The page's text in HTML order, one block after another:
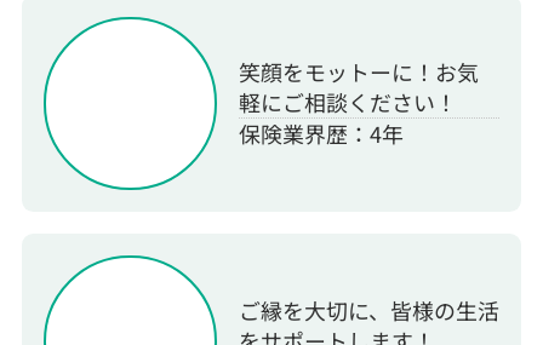
笑顔をモットーに！お気
軽にご相談ください！
保険業界歴：4年
ご縁を大切に、皆様の生活